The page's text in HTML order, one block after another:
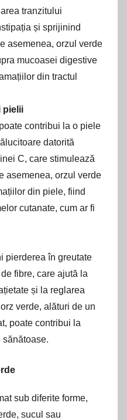
tranzitului
și sprijinind
asemenea, orzul verde
mucoasei digestive
din tractul
pielii
contribui la o piele
datorită
C, care stimulează
asemenea, orzul verde
din piele, fiind
cutanate, cum ar fi
pierderea în greutate
fibre, care ajută la
și la reglarea
verde, alături de un
poate contribui la
sănătoase.
sub diferite forme,
sucul sau